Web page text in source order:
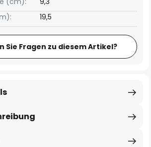
19,5
Sie Fragen zu diesem Artikel?